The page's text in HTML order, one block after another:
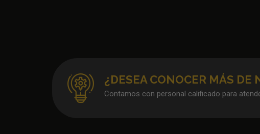
¿DESEA CONOCER MÁS DE
Contamos con personal calificado para